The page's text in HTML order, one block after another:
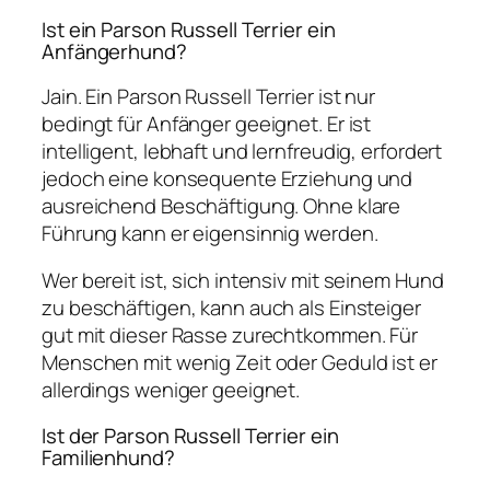
Ist ein Parson Russell Terrier ein
Anfängerhund?
Jain. Ein Parson Russell Terrier ist nur
bedingt für Anfänger geeignet. Er ist
intelligent, lebhaft und lernfreudig, erfordert
jedoch eine konsequente Erziehung und
ausreichend Beschäftigung. Ohne klare
Führung kann er eigensinnig werden.
Wer bereit ist, sich intensiv mit seinem Hund
zu beschäftigen, kann auch als Einsteiger
gut mit dieser Rasse zurechtkommen. Für
Menschen mit wenig Zeit oder Geduld ist er
allerdings weniger geeignet.
Ist der Parson Russell Terrier ein
Familienhund?